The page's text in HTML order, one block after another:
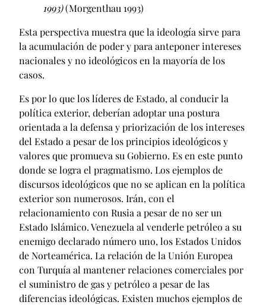
1993)(Morgenthau 1993)
Esta perspectiva muestra que la ideología sirve para
la acumulación de poder y para anteponer intereses
nacionales y no ideológicos en la mayoría de los
casos.
Es por lo que los líderes de Estado, al conducir la
política exterior, deberían adoptar una postura
orientada a la defensa y priorización de los intereses
del Estado a pesar de los principios ideológicos y
valores que promueva su Gobierno. Es en este punto
donde se logra el pragmatismo. Los ejemplos de
discursos ideológicos que no se aplican en la política
exterior son numerosos. Irán, con el
relacionamiento con Rusia a pesar de no ser un
Estado Islámico. Venezuela al venderle petróleo a su
enemigo declarado número uno, los Estados Unidos
de Norteamérica. La relación de la Unión Europea
con Turquía al mantener relaciones comerciales por
el suministro de gas y petróleo a pesar de las
diferencias ideológicas. Existen muchos ejemplos de